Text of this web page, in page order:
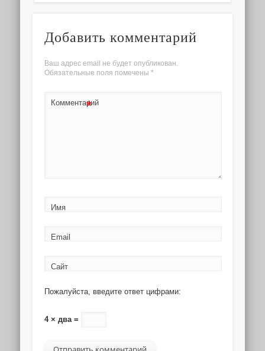
Добавить комментарий
Ваш адрес email не будет опубликован.
Обязательные поля помечены *
Комментарий
*
Имя
Email
Сайт
Пожалуйста, введите ответ цифрами:
4 × два =